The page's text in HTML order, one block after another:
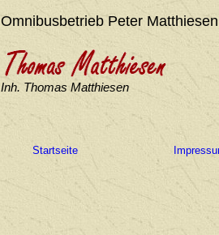
Omnibusbetrieb Peter Matthiesen
Inh. Thomas Matthiesen
Startseite